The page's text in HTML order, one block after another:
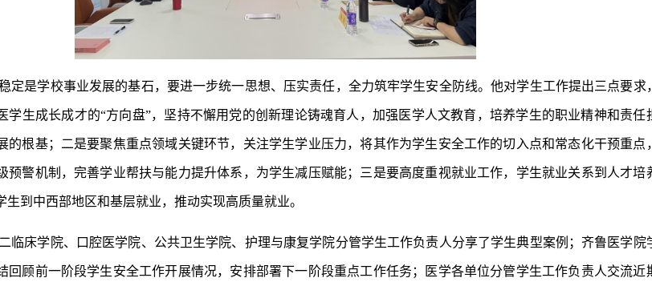
定是学校事业发展的基石，要进一步统一思想、压实责任，全力筑牢学生安全防线。他对学生工作提出三点要求
学生成长成才的“方向盘”，坚持不懈用党的创新理论铸魂育人，加强医学人文教育，培养学生的职业精神和责任
的根基；二是要聚焦重点领域关键环节，关注学生学业压力，将其作为学生安全工作的切入点和常态化干预重点
预警机制，完善学业帮扶与能力提升体系，为学生减压赋能；三是要高度重视就业工作，学生就业关系到人才培
到中西部地区和基层就业，推动实现高质量就业。
临床学院、口腔医学院、公共卫生学院、护理与康复学院分管学生工作负责人分享了学生典型案例；齐鲁医学院
回顾前一阶段学生安全工作开展情况，安排部署下一阶段重点工作任务；医学各单位分管学生工作负责人交流近